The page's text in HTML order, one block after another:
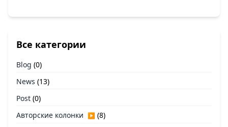
Все категории
Blog (0)
News (13)
Post (0)
Авторские колонки ▶ (8)